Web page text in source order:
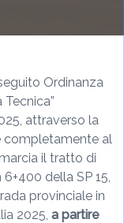
Ordinanza
attraverso la
completamente al
il tratto di
della SP 15,
provinciale in
2025, a partire